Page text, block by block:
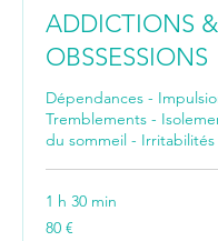
ADDICTIONS &
OBSSESSIONS
Dépendances -
Tremblements -
du sommeil -
1 h 30 min
80
euros
80 €